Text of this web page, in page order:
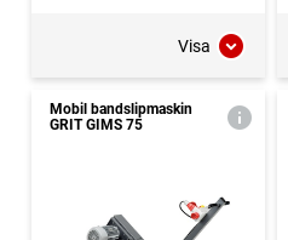
Visa
Mobil bandslipmaskin
GRIT GIMS 75